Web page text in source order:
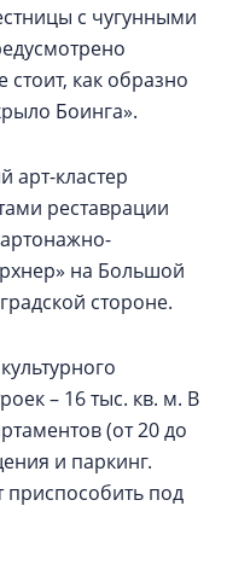
с чугунными
стоит, как образно
Боинга».
арт-кластер
реставрации
на Большой
стороне.
– 16 тыс. кв. м. В
(от 20 до
и паркинг.
приспособить под